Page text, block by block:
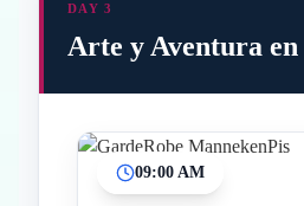
DAY 3
Arte y Aventura en
09:00 AM